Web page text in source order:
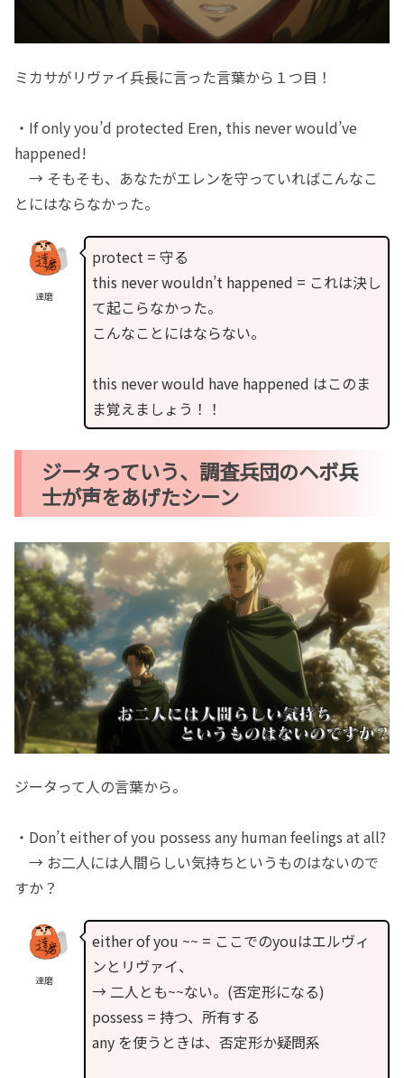
ミカサがリヴァイ兵長に言った言葉から１つ目！
・If only you’d protected Eren, this never would’ve
happened!
→ そもそも、あなたがエレンを守っていればこんなこ
とにはならなかった。
達磨
protect = 守る
this never wouldn’t happened = これは決し
て起こらなかった。
こんなことにはならない。
this never would have happened はこのま
ま覚えましょう！！
ジータっていう、調査兵団のヘボ兵
士が声をあげたシーン
ジータって人の言葉から。
・Don’t either of you possess any human feelings at all?
→ お二人には人間らしい気持ちというものはないので
すか？
達磨
either of you ~~ = ここでのyouはエルヴィ
ンとリヴァイ、
→ 二人とも~~ない。(否定形になる)
possess = 持つ、所有する
any を使うときは、否定形か疑問系